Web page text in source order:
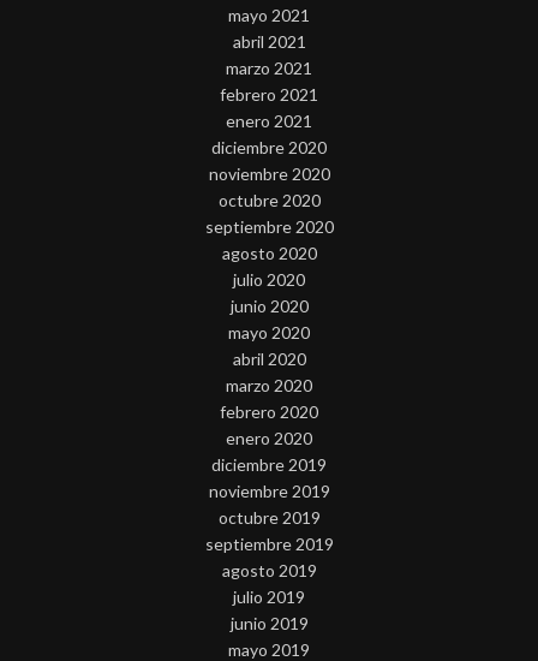
mayo 2021
abril 2021
marzo 2021
febrero 2021
enero 2021
diciembre 2020
noviembre 2020
octubre 2020
septiembre 2020
agosto 2020
julio 2020
junio 2020
mayo 2020
abril 2020
marzo 2020
febrero 2020
enero 2020
diciembre 2019
noviembre 2019
octubre 2019
septiembre 2019
agosto 2019
julio 2019
junio 2019
mayo 2019